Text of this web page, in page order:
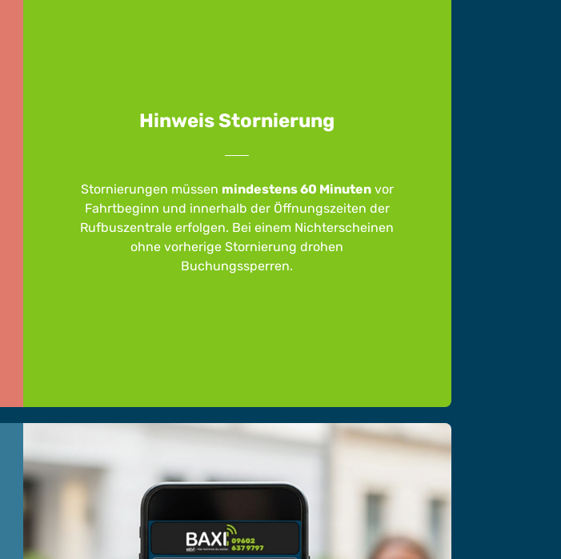
Hinweis Stornierung
Stornierungen müssen mindestens 60 Minutenvor
Fahrtbeginn und innerhalb der Öffnungszeiten der
Rufbuszentrale erfolgen. Bei einem Nichterscheinen
ohne vorherige Stornierung drohen
Buchungssperren.